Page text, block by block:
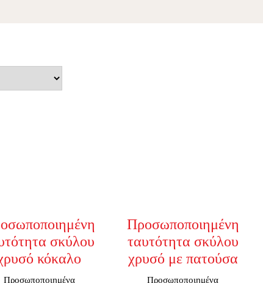
Μπομπονιέρες Βάπτισης
σκύλου
κόκαλο
Προσωποποιημένα
Προσωποποιημένη
ταυτότητα σκύλου
χρυσό με πατούσα
Προσωποποιημένα